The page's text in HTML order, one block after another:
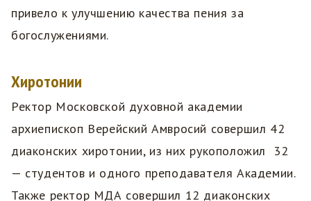
привело к улучшению качества пения за
богослужениями.
Хиротонии
Ректор Московской духовной академии
архиепископ Верейский Амвросий совершил 42
диаконских хиротонии, из них рукоположил 32
— студентов и одного преподавателя Академии.
Также ректор МДА совершил 12 диаконских